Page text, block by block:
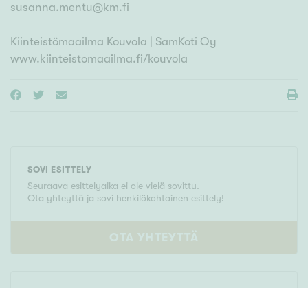
susanna.mentu@km.fi
Kiinteistömaailma Kouvola | SamKoti Oy
www.kiinteistomaailma.fi/kouvola
SOVI ESITTELY
Seuraava esittelyaika ei ole vielä sovittu.
Ota yhteyttä ja sovi henkilökohtainen esittely!
OTA YHTEYTTÄ